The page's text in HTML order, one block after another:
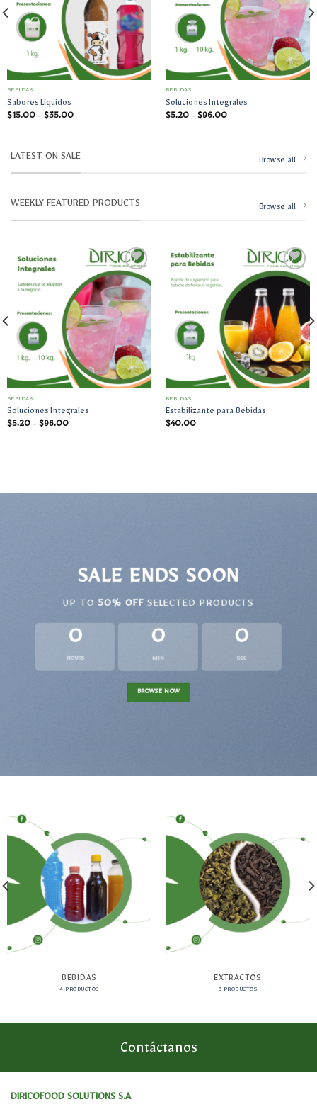
a la
lista
de
deseos
BEBIDAS
Sabores Líquidos
$15.00 - $35.00Rango
$15.00
$35.00
a la
lista
deseos
BEBIDAS
Soluciones Integrales
$5.20 - $96.00Rango
LATEST ON SALE Browse all
WEEKLY FEATURED PRODUCTS Browse all
Añadir
a la
lista
deseos
BEBIDAS
Soluciones Integrales
$5.20 - $96.00Rango
Añadir
a la
lista
de
deseos
BEBIDAS
Estabilizante para Bebidas
$40.00
SALE ENDS SOON
UP TO50% OFF SELECTED PRODUCTS
0
HOURS
0
MIN
0
SEC
BROWSE NOW
BEBIDAS
4 PRODUCTOS
EXTRACTOS
3 PRODUCTOS
Contáctanos
DIRICOFOOD SOLUTIONS S.A